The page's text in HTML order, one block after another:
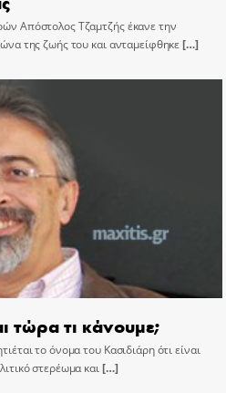
Απόστολος Τζαμτζής έκανε την
της ζωής του και ανταμείφθηκε[…]
τώρα τι κάνουμε;
το όνομα του Κασιδιάρη ότι είναι
στερέωμα και[…]